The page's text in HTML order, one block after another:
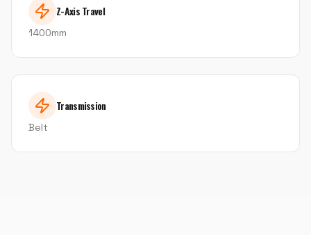
Z-Axis Travel
1400mm
Transmission
Belt